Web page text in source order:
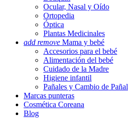
Ocular, Nasal y Oído
Ortopedia
Óptica
Plantas Medicinales
add remove Mama y bebé
Accesorios para el bebé
Alimentación del bebé
Cuidado de la Madre
Higiene infantil
Pañales y Cambio de Pañal
Marcas punteras
Cosmética Coreana
Blog